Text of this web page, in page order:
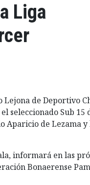
Liga
de Deportivo
seleccionado Sub 15
Aparicio de Lezama
informará en las
Bonaerense